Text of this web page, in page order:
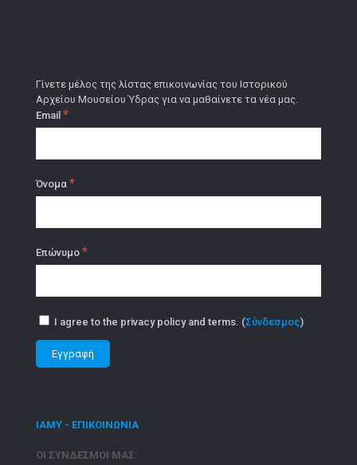
Γίνετε μέλος της λίστας επικοινωνίας του Ιστορικού
Αρχείου Μουσείου Ύδρας για να μαθαίνετε τα νέα μας.
Email *
Όνομα *
Επώνυμο *
I agree to the privacy policy and terms. (Σύνδεσμος)
ΙΑΜΥ - ΕΠΙΚΟΙΝΩΝΙΑ
ΟΙ ΣΥΝΔΕΣΜΟΙ ΜΑΣ: